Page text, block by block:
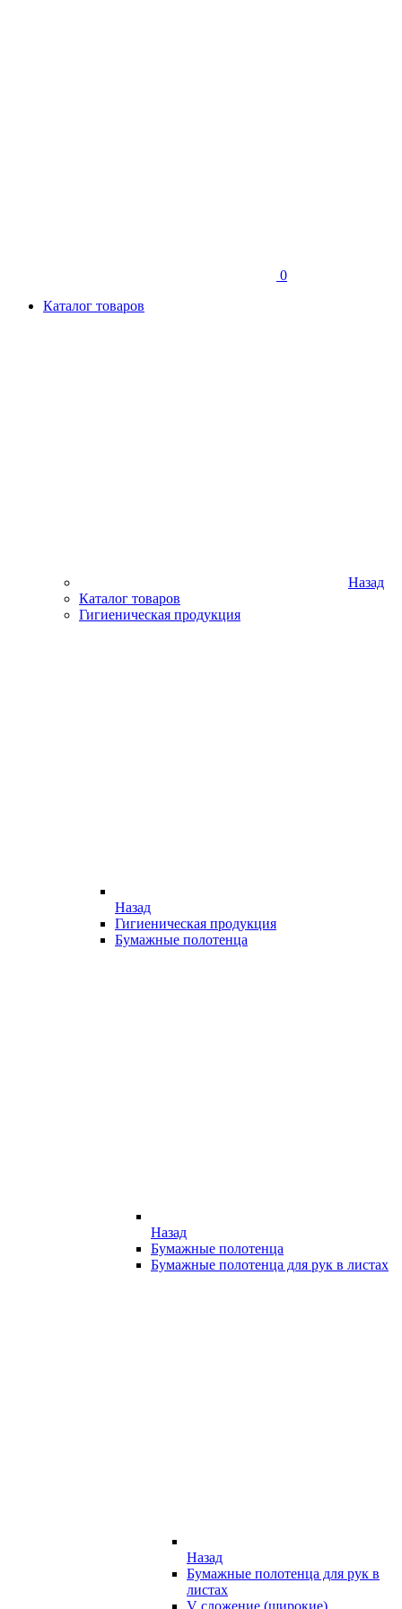
0
Каталог товаров
Назад
Каталог товаров
Гигиеническая продукция
Назад
Гигиеническая продукция
Бумажные полотенца
Назад
Бумажные полотенца
Бумажные полотенца для рук в листах
Назад
Бумажные полотенца для рук в
листах
V сложение (широкие)